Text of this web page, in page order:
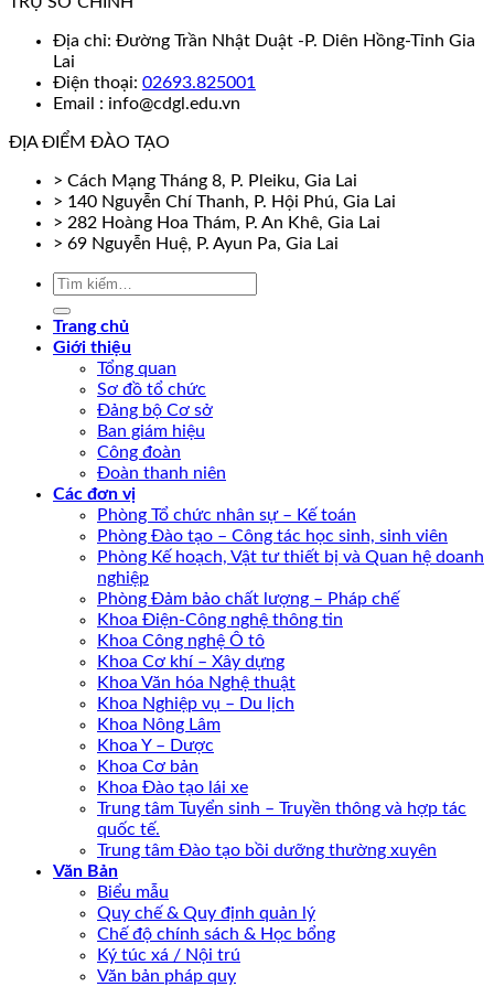
Địa chỉ: Đường Trần Nhật Duật -P. Diên Hồng-Tỉnh Gia
Lai
Điện thoại: 02693.825001
Email : info@cdgl.edu.vn
ĐỊA ĐIỂM ĐÀO TẠO
> Cách Mạng Tháng 8, P. Pleiku, Gia Lai
> 140 Nguyễn Chí Thanh, P. Hội Phú, Gia Lai
> 282 Hoàng Hoa Thám, P. An Khê, Gia Lai
> 69 Nguyễn Huệ, P. Ayun Pa, Gia Lai
Trang chủ
Giới thiệu
Tổng quan
Sơ đồ tổ chức
Đảng bộ Cơ sở
Ban giám hiệu
Công đoàn
Đoàn thanh niên
Các đơn vị
Phòng Tổ chức nhân sự – Kế toán
Phòng Đào tạo – Công tác học sinh, sinh viên
Phòng Kế hoạch, Vật tư thiết bị và Quan hệ doanh
nghiệp
Phòng Đảm bảo chất lượng – Pháp chế
Khoa Điện-Công nghệ thông tin
Khoa Công nghệ Ô tô
Khoa Cơ khí – Xây dựng
Khoa Văn hóa Nghệ thuật
Khoa Nghiệp vụ – Du lịch
Khoa Nông Lâm
Khoa Y – Dược
Khoa Cơ bản
Khoa Đào tạo lái xe
Trung tâm Tuyển sinh – Truyền thông và hợp tác
quốc tế.
Trung tâm Đào tạo bồi dưỡng thường xuyên
Văn Bản
Biểu mẫu
Quy chế & Quy định quản lý
Chế độ chính sách & Học bổng
Ký túc xá / Nội trú
Văn bản pháp quy